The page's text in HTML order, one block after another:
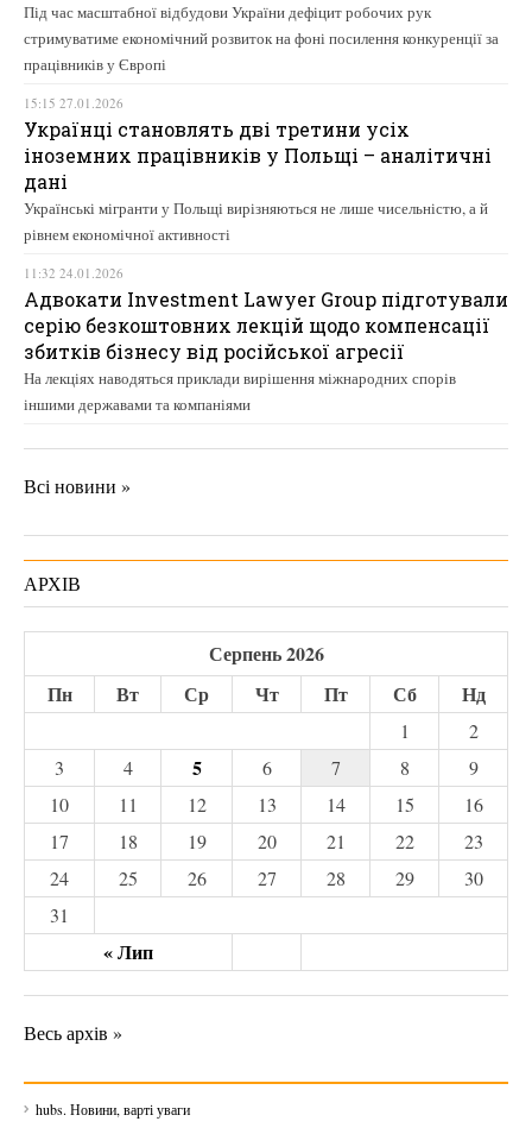
Під час масштабної відбудови України дефіцит робочих рук
стримуватиме економічний розвиток на фоні посилення конкуренції за
працівників у Європі
15:15 27.01.2026
Українці становлять дві третини усіх
іноземних працівників у Польщі – аналітичні
дані
Українські мігранти у Польщі вирізняються не лише чисельністю, а й
рівнем економічної активності
11:32 24.01.2026
Адвокати Investment Lawyer Group підготували
серію безкоштовних лекцій щодо компенсації
збитків бізнесу від російської агресії
На лекціях наводяться приклади вирішення міжнародних спорів
іншими державами та компаніями
Всі новини »
АРХІВ
Серпень 2026
Пн
Вт Ср Чт Пт Сб Нд
« Лип
1
2
3
4 5 6 7 8
9
10
11 12 13 14 15
16
17
18 19 20 21 22
23
24
25 26 27 28 29
30
31
Весь архів »
hubs. Новини, варті уваги